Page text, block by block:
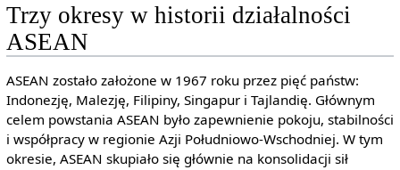
Trzy okresy w historii działalności
ASEAN
ASEAN zostało założone w 1967 roku przez pięć państw:
Indonezję, Malezję, Filipiny, Singapur i Tajlandię. Głównym
celem powstania ASEAN było zapewnienie pokoju, stabilności
i współpracy w regionie Azji Południowo-Wschodniej. W tym
okresie, ASEAN skupiało się głównie na konsolidacji sił